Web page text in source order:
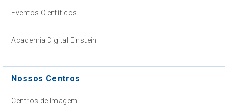
Eventos Científicos
Academia Digital Einstein
Nossos Centros
Centros de Imagem